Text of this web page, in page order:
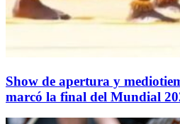
Show de apertura y
marcó la final del Mundial